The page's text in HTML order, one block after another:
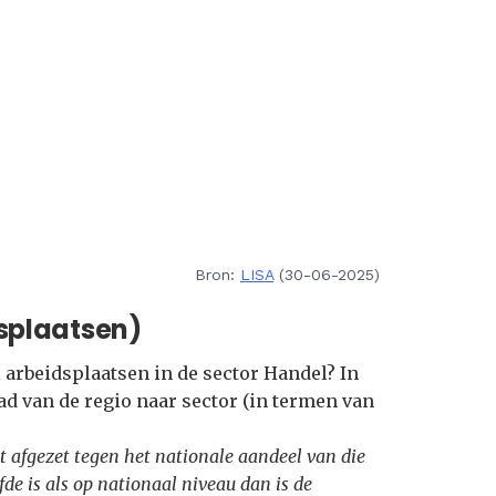
Bron: LISA(30-06-2025)
in de sector Handel? In
van de regio naar sector (in termen van
afgezet tegen het nationale aandeel van die
is als op nationaal niveau dan is de